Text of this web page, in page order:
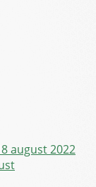
august 2022